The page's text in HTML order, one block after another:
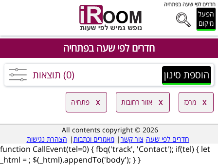
הפעל
מיקום
חדרים לפי שעה בפתחיה‭
הוספת סינון (0) תוצאות
מרכז אזור רחובות פתחיה‭
All contents copyright © 2026
חדרים לפי שעה צור קשר| מאמרים וכתבות| הצהרת נגישות
function CallEvent(tel=0) { fbq('track', 'Contact'); if(tel) { let
_html =; $(_html).appendTo('body'); } }